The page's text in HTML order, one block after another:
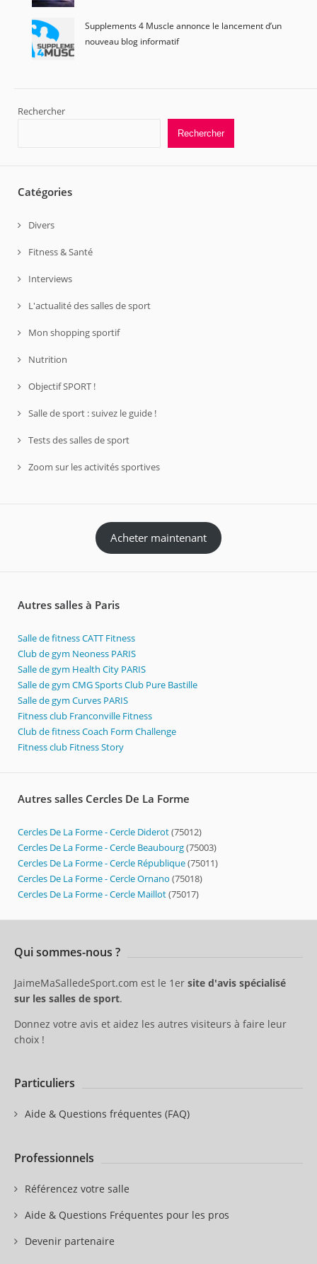
Supplements 4 Muscle annonce le lancement d’un
nouveau blog informatif
Rechercher
Rechercher
Catégories
Divers
Fitness & Santé
Interviews
L'actualité des salles de sport
Mon shopping sportif
Nutrition
Objectif SPORT !
Salle de sport : suivez le guide !
Tests des salles de sport
Zoom sur les activités sportives
Acheter maintenant
Autres salles à Paris
Salle de fitness CATT Fitness
Club de gym Neoness PARIS
Salle de gym Health City PARIS
Salle de gym CMG Sports Club Pure Bastille
Salle de gym Curves PARIS
Fitness club Franconville Fitness
Club de fitness Coach Form Challenge
Fitness club Fitness Story
Autres salles Cercles De La Forme
Cercles De La Forme - Cercle Diderot(75012)
Cercles De La Forme - Cercle Beaubourg(75003)
Cercles De La Forme - Cercle République(75011)
Cercles De La Forme - Cercle Ornano (75018)
Cercles De La Forme - Cercle Maillot(75017)
Qui sommes-nous ?
JaimeMaSalledeSport.com est le 1er site d'avis spécialisé
sur les salles de sport.
Donnez votre avis et aidez les autres visiteurs à faire leur
choix !
Particuliers
Aide & Questions fréquentes (FAQ)
Professionnels
Référencez votre salle
Aide & Questions Fréquentes pour les pros
Devenir partenaire